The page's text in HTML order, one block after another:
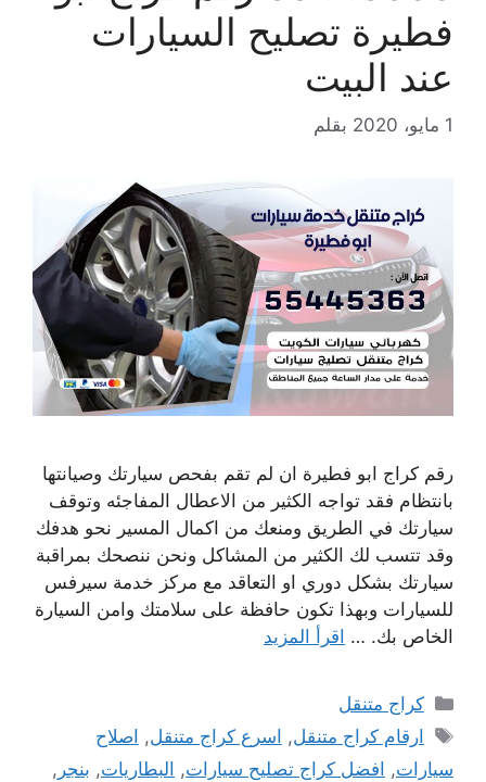
فطيرة تصليح السيارات
عند البيت
1 مايو، 2020 بقلم
رقم كراج ابو فطيرة ان لم تقم بفحص سيارتك وصيانتها
بانتظام فقد تواجه الكثير من الاعطال المفاجئه وتوقف
سيارتك في الطريق ومنعك من اكمال المسير نحو هدفك
وقد تتسب لك الكثير من المشاكل ونحن ننصحك بمراقبة
سيارتك بشكل دوري او التعاقد مع مركز خدمة سيرفس
للسيارات وبهذا تكون حافظة على سلامتك وامن السيارة
الخاص بك. … اقرأ المزيد
التصنيفات
كراج متنقل
الوسوم
ارقام كراج متنقل, اسرع كراج متنقل, اصلاح
سيارات, افضل كراج تصليح سيارات, البطاريات, بنجر ,